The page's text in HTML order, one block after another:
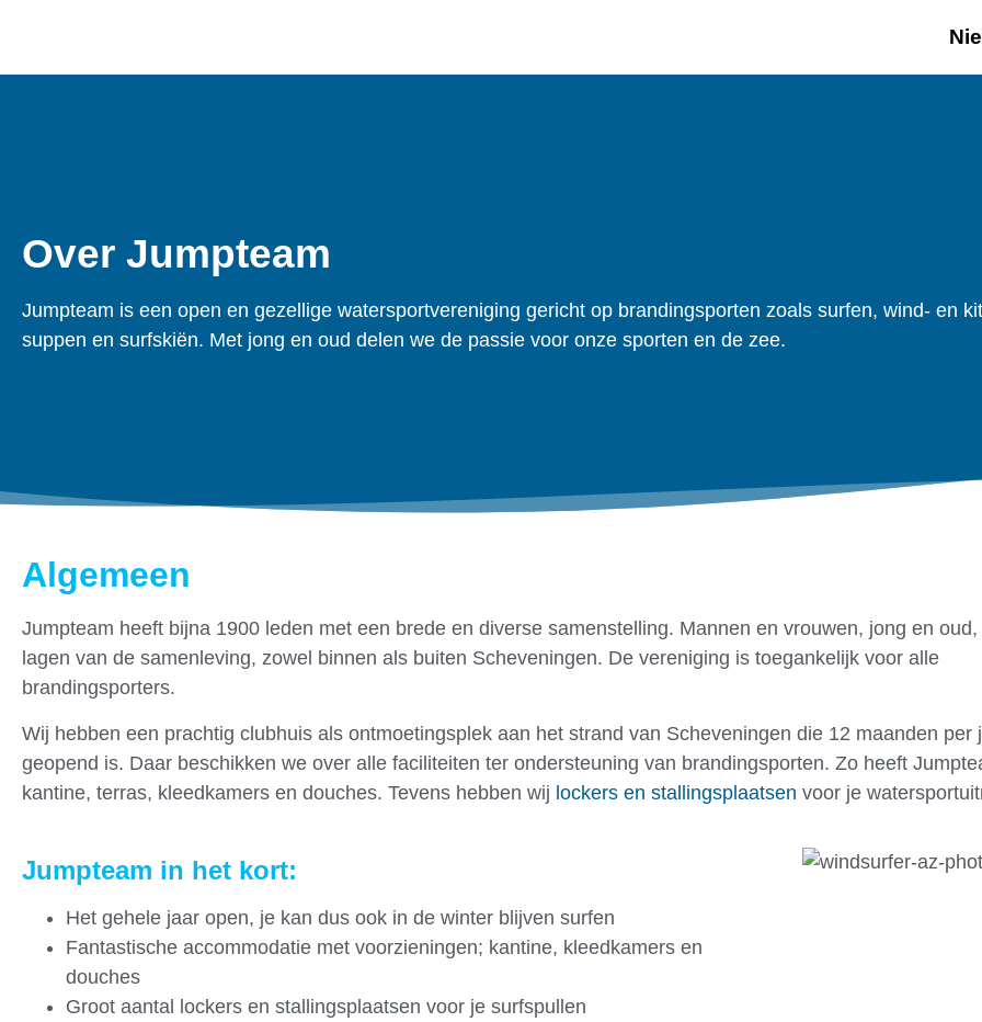
Over Jumpteam
Jumpteam is een open en gezellige watersportvereniging gericht op brandingsporten zoals surfen, wind- en
suppen en surfskiën. Met jong en oud delen we de passie voor onze sporten en de zee.
Algemeen
Jumpteam heeft bijna 1900 leden met een brede en diverse samenstelling. Mannen en vrouwen, jong en
lagen van de samenleving, zowel binnen als buiten Scheveningen. De vereniging is toegankelijk voor alle
brandingsporters.
Wij hebben een prachtig clubhuis als ontmoetingsplek aan het strand van Scheveningen die 12 maanden per
geopend is. Daar beschikken we over alle faciliteiten ter ondersteuning van brandingsporten. Zo heeft
kantine, terras, kleedkamers en douches. Tevens hebben wij lockers en stallingsplaatsen voor je
Jumpteam in het kort:
Het gehele jaar open, je kan dus ook in de winter blijven surfen
Fantastische accommodatie met voorzieningen; kantine, kleedkamers en
douches
Groot aantal lockers en stallingsplaatsen voor je surfspullen